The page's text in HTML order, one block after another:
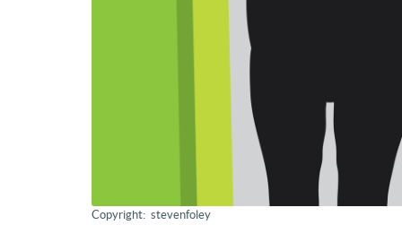
Copyright: stevenfoley